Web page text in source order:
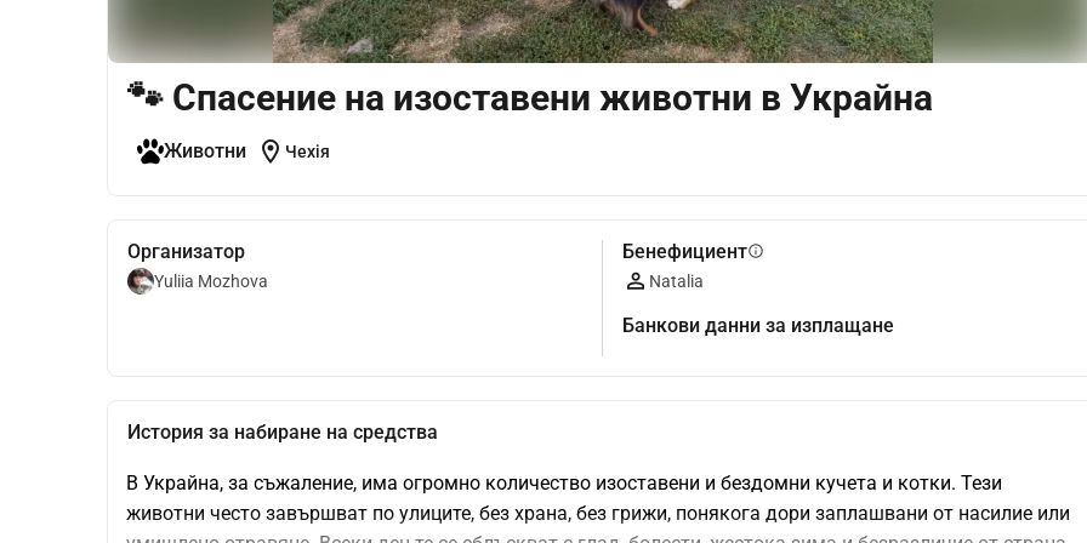
🐾 Спасение на изоставени животни в Украйна
Животни location_on Чехія
Организатор
Yuliia Mozhova
Бенефициентinfo
Natalia
Банкови данни за изплащане
История за набиране на средства
В Украйна, за съжаление, има огромно количество изоставени и бездомни кучета и котки. Тези
животни често завършват по улиците, без храна, без грижи, понякога дори заплашвани от насилие или